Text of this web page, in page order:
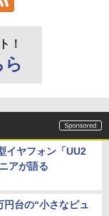
！
イヤフォン「UU2
アが語る
台の“小さなピュ